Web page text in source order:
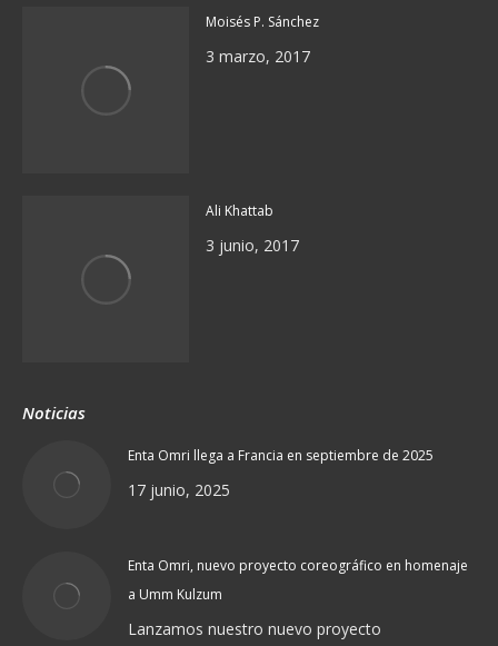
Moisés P. Sánchez
3 marzo, 2017
Ali Khattab
3 junio, 2017
Noticias
Enta Omri llega a Francia en septiembre de 2025
17 junio, 2025
Enta Omri, nuevo proyecto coreográfico en homenaje
a Umm Kulzum
Lanzamos nuestro nuevo proyecto